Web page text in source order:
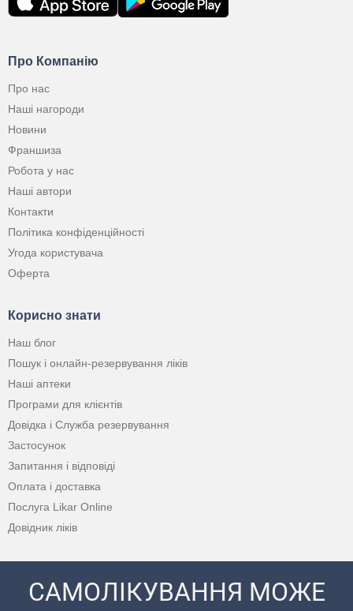
Про Компанію
Про нас
Наші нагороди
Новини
Франшиза
Робота у нас
Наші автори
Контакти
Політика конфіденційності
Угода користувача
Оферта
Корисно знати
Наш блог
Пошук і онлайн-резервування ліків
Наші аптеки
Програми для клієнтів
Довідка і Служба резервування
Застосунок
Запитання і відповіді
Оплата і доставка
Послуга Likar Online
Довідник ліків
САМОЛІКУВАННЯ МОЖЕ